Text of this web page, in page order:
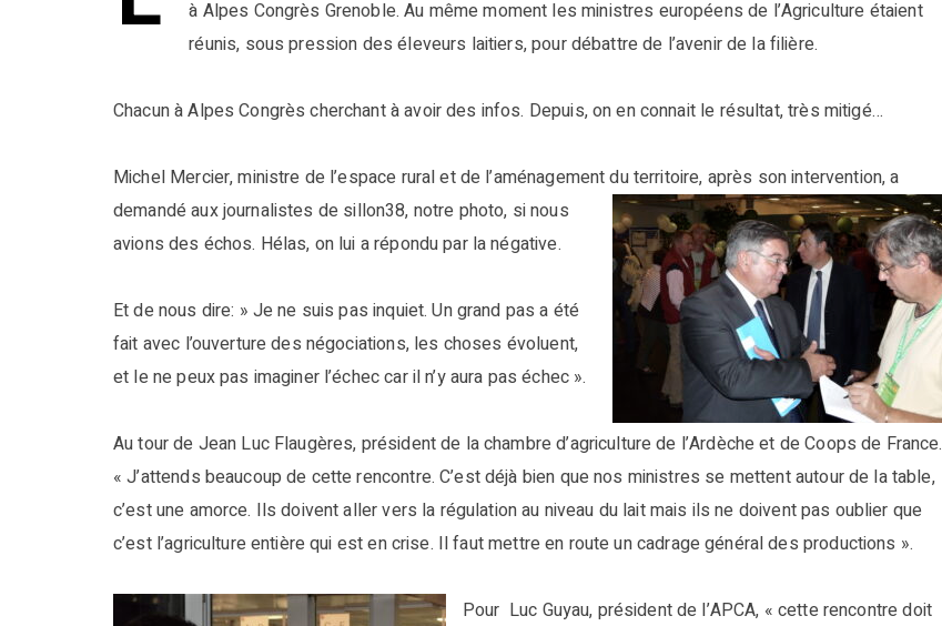
à Alpes Congrès Grenoble. Au même moment les ministres européens de l’Agriculture étaient
réunis, sous pression des éleveurs laitiers, pour débattre de l’avenir de la filière.
Chacun à Alpes Congrès cherchant à avoir des infos. Depuis, on en connait le résultat, très mitigé…
Michel Mercier, ministre de l’espace rural et de l’aménagement du territoire, après son intervention, a
demandéaux journalistes de sillon38, notre photo, si nous
avions des échos. Hélas, on lui a répondu par la négative.
Et de nous dire: » Je ne suis pas inquiet. Un grand pas a été
fait avec l’ouverture des négociations, les choses évoluent,
et le ne peux pas imaginer l’échec car il n’y aura pas échec ».
Au tour de Jean Luc Flaugères, président de la chambre d’agriculture de l’Ardèche et de Coops de France.
« J’attends beaucoup de cette rencontre. C’est déjà bien que nos ministres se mettent autour de la table,
c’est une amorce. Ils doivent aller vers la régulation au niveau du lait mais ils ne doivent pas oublier que
c’est l’agriculture entière qui est en crise. Il faut mettre en route un cadrage général des productions ».
Pour Luc Guyau, président de l’APCA, « cette rencontre doit